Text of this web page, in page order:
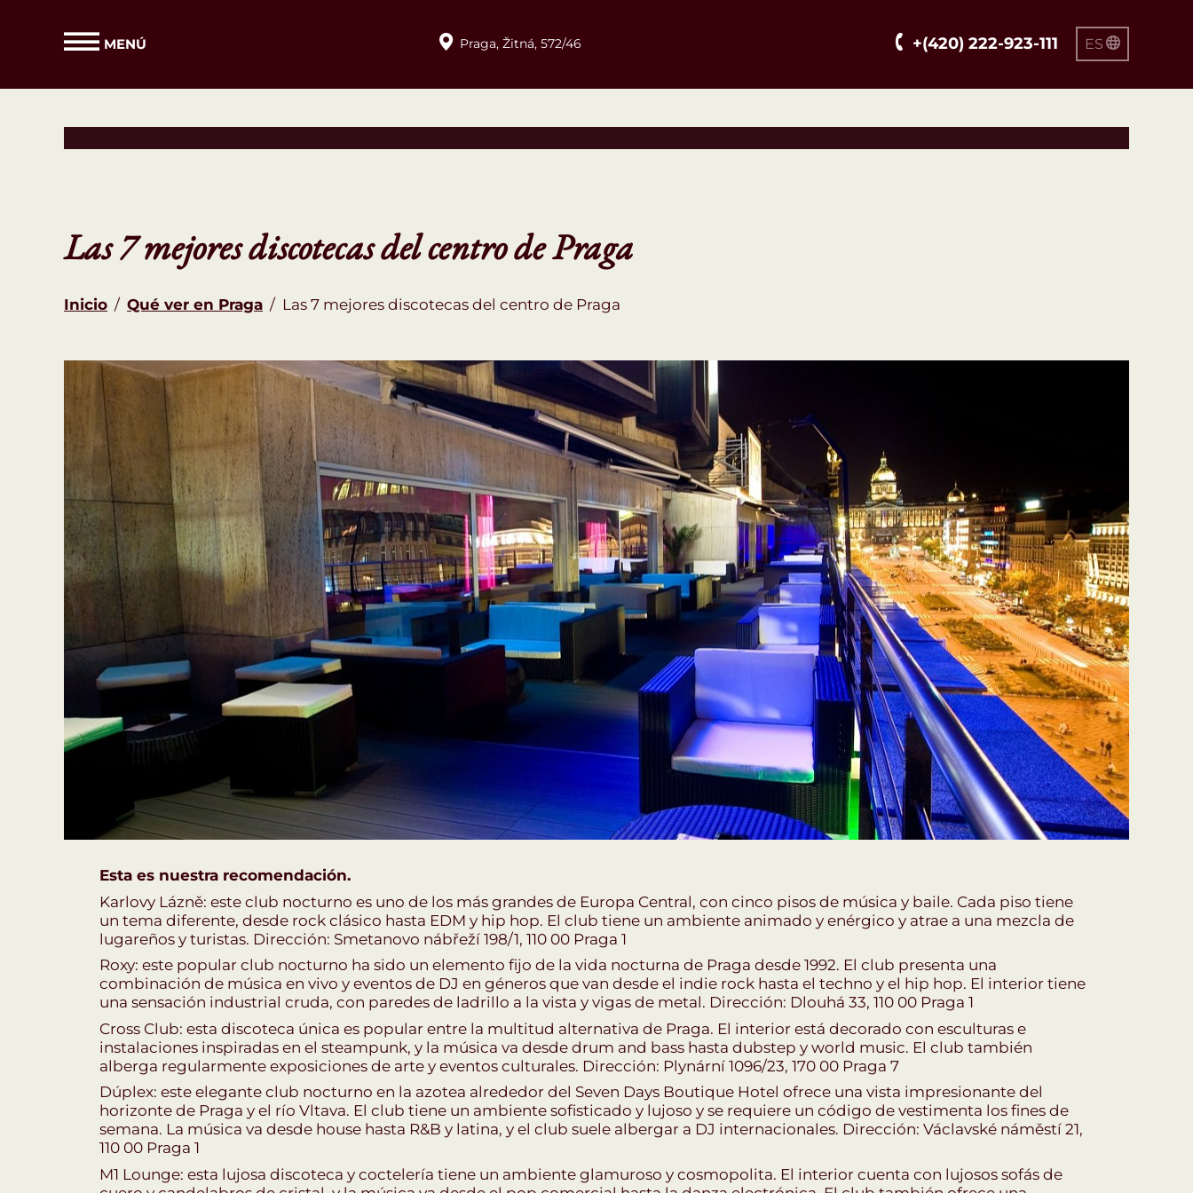
MENÚ Praga, Žitná, 572/46 +(420) 222-923-111 ES
Las 7 mejores discotecas del centro de Praga
Inicio / Qué ver en Praga / Las 7 mejores discotecas del centro de Praga
Esta es nuestra recomendación.
Karlovy Lázně: este club nocturno es uno de los más grandes de Europa Central, con cinco pisos de música y baile. Cada piso tiene
un tema diferente, desde rock clásico hasta EDM y hip hop. El club tiene un ambiente animado y enérgico y atrae a una mezcla de
lugareños y turistas. Dirección: Smetanovo nábřeží 198/1, 110 00 Praga 1
Roxy: este popular club nocturno ha sido un elemento fijo de la vida nocturna de Praga desde 1992. El club presenta una
combinación de música en vivo y eventos de DJ en géneros que van desde el indie rock hasta el techno y el hip hop. El interior tiene
una sensación industrial cruda, con paredes de ladrillo a la vista y vigas de metal. Dirección: Dlouhá 33, 110 00 Praga 1
Cross Club: esta discoteca única es popular entre la multitud alternativa de Praga. El interior está decorado con esculturas e
instalaciones inspiradas en el steampunk, y la música va desde drum and bass hasta dubstep y world music. El club también
alberga regularmente exposiciones de arte y eventos culturales. Dirección: Plynární 1096/23, 170 00 Praga 7
Dúplex: este elegante club nocturno en la azotea alrededor del Seven Days Boutique Hotel ofrece una vista impresionante del
horizonte de Praga y el río Vltava. El club tiene un ambiente sofisticado y lujoso y se requiere un código de vestimenta los fines de
semana. La música va desde house hasta R&B y latina, y el club suele albergar a DJ internacionales. Dirección: Václavské náměstí 21,
110 00 Praga 1
M1 Lounge: esta lujosa discoteca y coctelería tiene un ambiente glamuroso y cosmopolita. El interior cuenta con lujosos sofás de